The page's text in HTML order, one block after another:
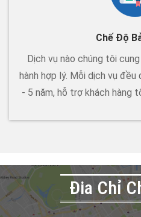
Chế Độ
Dịch vụ nào chúng tôi
hành hợp lý. Mỗi dịch vụ
- 5 năm, hỗ trợ khách hàng
Đia Chỉ